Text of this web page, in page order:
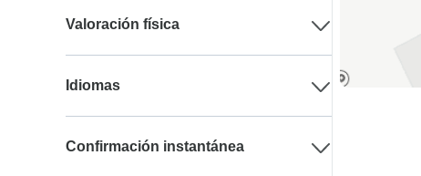
Valoración física
Idiomas
Confirmación instantánea